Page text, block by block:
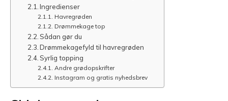
Ingredienser
Havregrøden
Drømmekage top
Sådan gør du
Drømmekagefyld til havregrøden
Syrlig topping
Andre grødopskrifter
Instagram og gratis nyhedsbrev